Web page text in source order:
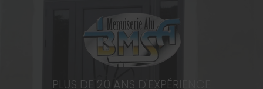
PLUS DE 20 ANS D'EXPÉRIENCE